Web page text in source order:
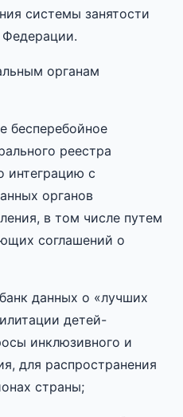
системы занятости
органам
бесперебойное
реестра
интеграцию с
органов
в том числе путем
соглашений о
данных о «лучших
детей-
инклюзивного и
для распространения
страны;